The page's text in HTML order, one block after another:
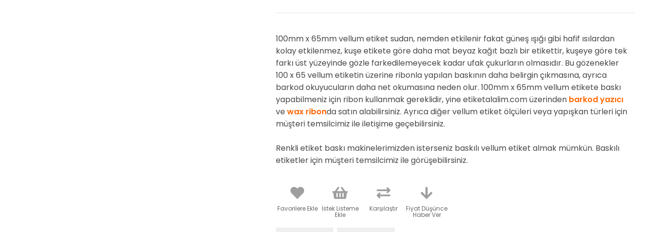
100mm x 65mm vellum etiket sudan, nemden etkilenir fakat güneş ışığı gibi hafif ısılardan
kolay etkilenmez, kuşe etikete göre daha mat beyaz kağıt bazlı bir etikettir, kuşeye göre tek
farkı üst yüzeyinde gözle farkedilemeyecek kadar ufak çukurların olmasıdır. Bu gözenekler
100 x 65 vellum etiketin üzerine ribonla yapılan baskının daha belirgin çıkmasına, ayrıca
barkod okuyucuların daha net okumasına neden olur. 100mm x 65mm vellum etikete baskı
yapabilmeniz için ribon kullanmak gereklidir, yine etiketalalim.com üzerinden barkod yazıcı
ve wax ribonda satın alabilirsiniz. Ayrıca diğer vellum etiket ölçüleri veya yapışkan türleri için
müşteri temsilcimiz ile iletişime geçebilirsiniz.
Renkli etiket baskı makinelerimizden isterseniz baskılı vellum etiket almak mümkün. Baskılı
etiketler için müşteri temsilcimiz ile görüşebilirsiniz.
Favorilere Ekle İstek Listeme
Ekle
Karşılaştır Fiyat Düşünce
Haber Ver